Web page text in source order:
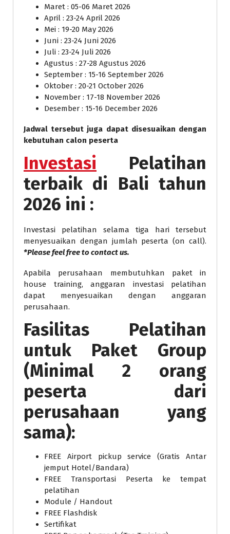
Maret : 05-06 Maret 2026
April : 23-24 April 2026
Mei : 19-20 May 2026
Juni : 23-24 Juni 2026
Juli : 23-24 Juli 2026
Agustus : 27-28 Agustus 2026
September : 15-16 September 2026
Oktober : 20-21 October 2026
November : 17-18 November 2026
Desember : 15-16 December 2026
Jadwal tersebut juga dapat disesuaikan dengan
kebutuhan calon peserta
Investasi
Pelatihan
terbaik di Bali tahun
2026 ini :
Investasi pelatihan selama tiga hari tersebut
menyesuaikan dengan jumlah peserta (on call).
*Please feel free to contact us.
Apabila perusahaan membutuhkan paket in
house training, anggaran investasi pelatihan
dapat menyesuaikan dengan anggaran
perusahaan.
Fasilitas Pelatihan
untuk Paket Group
(Minimal 2 orang
peserta dari
perusahaan yang
sama):
FREE Airport pickup service (Gratis Antar
jemput Hotel/Bandara)
FREE Transportasi Peserta ke tempat
pelatihan
Module / Handout
FREE Flashdisk
Sertifikat